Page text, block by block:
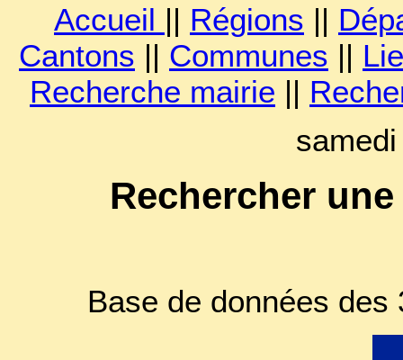
Accueil || Régions ||
Cantons || Communes ||
Recherche mairie ||
Rechercher
Base de données